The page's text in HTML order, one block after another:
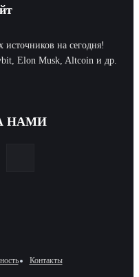
на сегодня!
Elon Musk, Altcoin и др.
НАМИ
Контакты